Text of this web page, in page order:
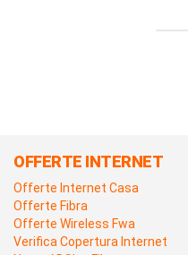
OFFERTE INTERNET
Offerte Internet Casa
Offerte Fibra
Offerte Wireless Fwa
Verifica Copertura Internet